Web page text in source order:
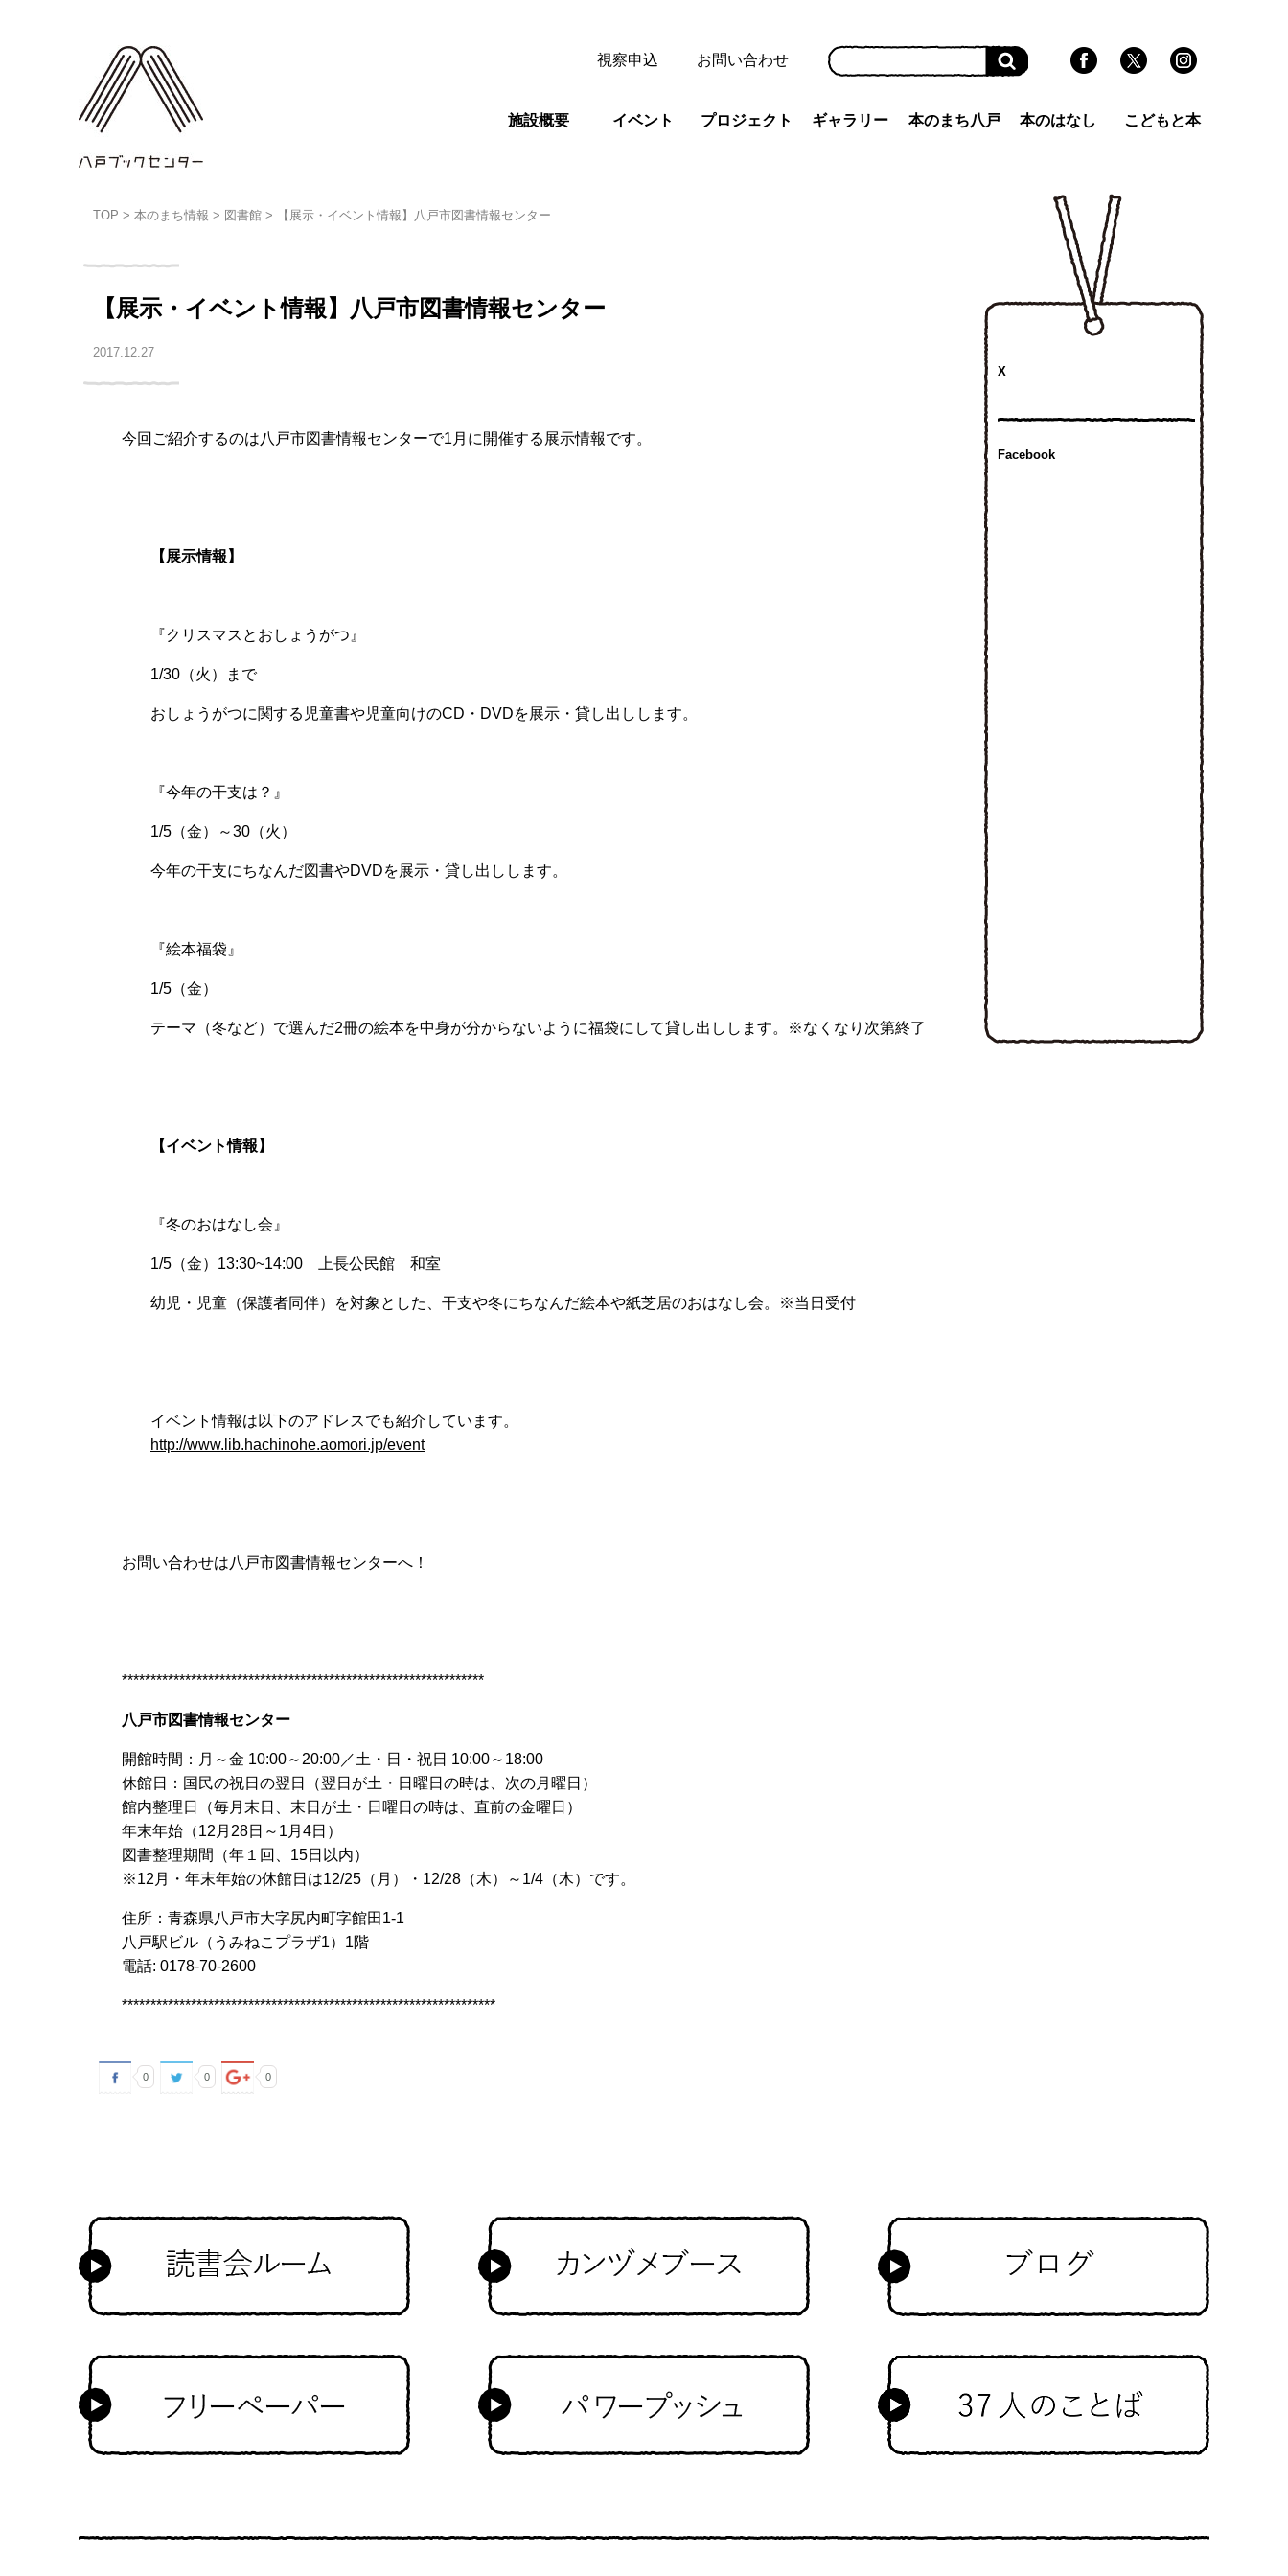
視察申込 お問い合わせ
施設概要 イベント プロジェクト ギャラリー 本のまち八戸 本のはなし こどもと本
TOP > 本のまち情報 > 図書館 > 【展示・イベント情報】八戸市図書情報センター
【展示・イベント情報】八戸市図書情報センター
2017.12.27
今回ご紹介するのは八戸市図書情報センターで1月に開催する展示情報です。
【展示情報】
『クリスマスとおしょうがつ』
1/30 （火）まで
おしょうがつに関する児童書や児童向けのCD ・ DVDを展示 ・貸し出しします。
『今年の干支は？』
1/5 （金）～30 （火）
今年の干支にちなんだ図書やDVDを展示 ・貸し出しします。
『絵本福袋』
1/5 （金）
テーマ（冬など）で選んだ2冊の絵本を中身が分からないように福袋にして貸し出しします。※なくなり次第終了
【イベント情報】
『冬のおはなし会』
1/5 （金） 13:30~14:00 上長公民館 和室
幼児 ・児童（保護者同伴）を対象とした、干支や冬にちなんだ絵本や紙芝居のおはなし会。※当日受付
イベント情報は以下のアドレスでも紹介しています。
http://www.lib.hachinohe.aomori.jp/event
お問い合わせは八戸市図書情報センターへ！
***************************************************************
八戸市図書情報センター
開館時間：月～金 10:00～20:00／土・日・祝日 10:00～18:00
休館日：国民の祝日の翌日（翌日が土・日曜日の時は、次の月曜日）
館内整理日（毎月末日、末日が土・日曜日の時は、直前の金曜日）
年末年始（12月28日～1月4日）
図書整理期間（年１回、15日以内）
※12 月 ・年末年始の休館日は12/25 （月）・ 12/28 （木）～ 1/4 （木）です。
住所：青森県八戸市大字尻内町字館田1-1
八戸駅ビル（うみねこプラザ1）1階
電話: 0178-70-2600
*****************************************************************
0 0 0
X
Facebook